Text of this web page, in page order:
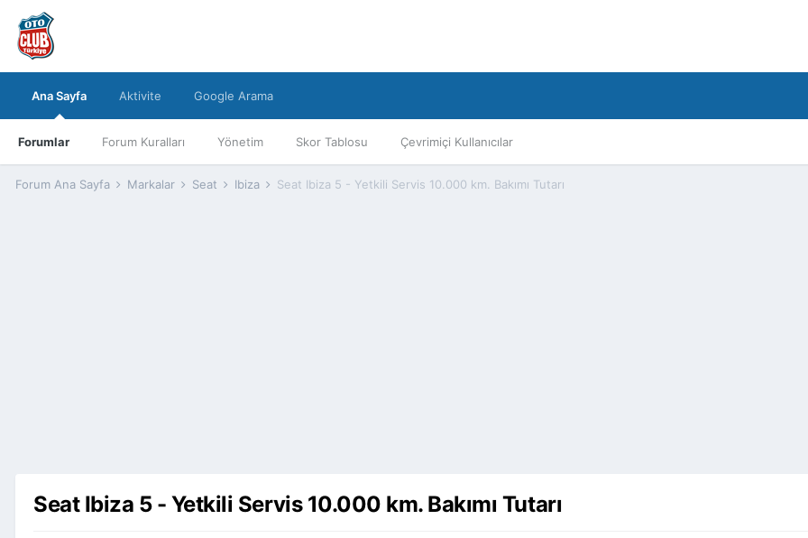
Ana Sayfa
Forumlar Forum Kuralları Yönetim Skor Tablosu Çevrimiçi Kullanıcılar
Aktivite Google Arama
Forum Ana Sayfa Markalar Seat Ibiza Seat Ibiza 5 - Yetkili Servis 10.000 km. Bakımı Tutarı
Seat Ibiza 5 - Yetkili Servis 10.000 km. Bakımı Tutarı